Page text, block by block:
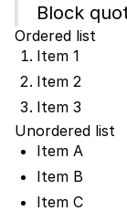
Block
Ordered list
Item 1
Item 2
Item 3
Unordered list
Item A
Item B
Item C